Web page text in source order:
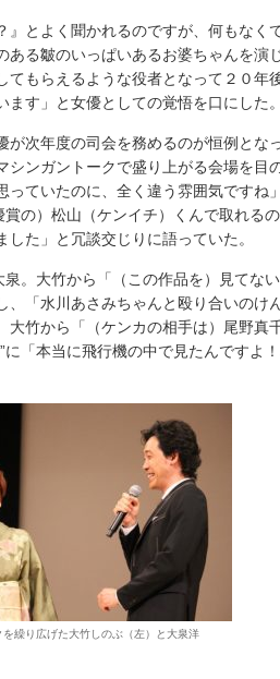
とよく聞かれるのですが、何もなく
ある皺のいっぱいあるお婆ちゃんを演
てもらえるような役者となって２０年
す」と女優としての覚悟を口にした。
次年度の司会を務めるのが恒例とな
シンガントークで盛り上がる会場を目
ていたのに、全く違う雰囲気ですね
の）松山（ケンイチ）くんで取れる
た」と冗談交じりに語っていた。
。大竹から「（この作品を）見てな
、「水川あさみちゃんと殴り合いのけ
竹から「（ケンカの相手は）尾野真
「本当に飛行機の中で見たんですよ
を繰り広げた大竹しのぶ（左）と大泉洋